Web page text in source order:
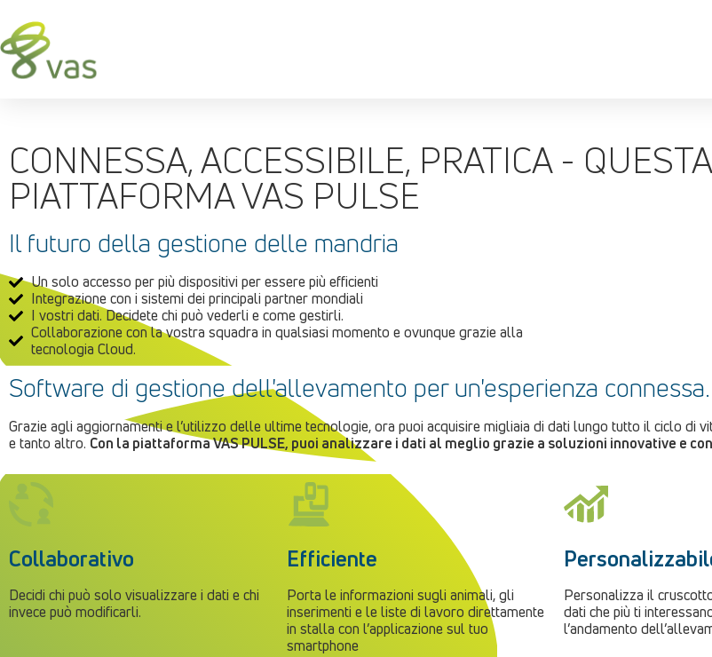
CONNESSA, ACCESSIBILE, PRATICA -
PIATTAFORMA VAS PULSE
Il futuro della gestione delle mandria
Un solo accesso per più dispositivi per essere più efficienti
Integrazione con i sistemi dei principali partner mondiali
I vostri dati. Decidete chi può vederli e come gestirli.
Collaborazione con la vostra squadra in qualsiasi momento e ovunque grazie alla
tecnologia Cloud.
Software di gestione dell'allevamento per un'esperienza connessa.
Grazie agli aggiornamenti e l’utilizzo delle ultime tecnologie, ora puoi acquisire migliaia di dati lungo tutto il ciclo di
e tanto altro. Con la piattaforma VAS PULSE, puoi analizzare i dati al meglio grazie a soluzioni innovative e
Collaborativo
Decidi chi può solo visualizzare i dati e chi
invece può modificarli.
Efficiente
Porta le informazioni sugli animali, gli
inserimenti e le liste di lavoro direttamente
in stalla con l’applicazione sul tuo
smartphone
Personalizza il
dati che più ti
l’andamento